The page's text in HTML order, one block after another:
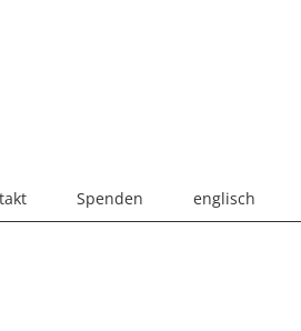
Spenden englisch